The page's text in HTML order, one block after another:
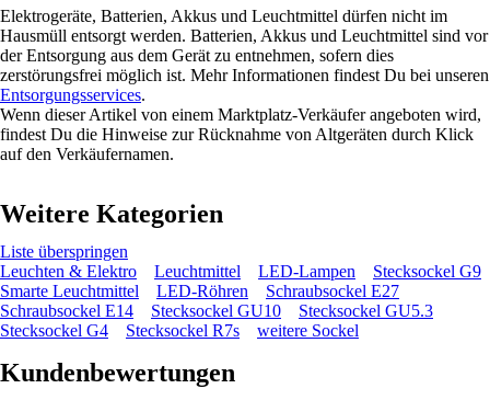
Elektrogeräte, Batterien, Akkus und Leuchtmittel dürfen nicht im
Hausmüll entsorgt werden. Batterien, Akkus und Leuchtmittel sind vor
der Entsorgung aus dem Gerät zu entnehmen, sofern dies
zerstörungsfrei möglich ist. Mehr Informationen findest Du bei unseren
Entsorgungsservices.
Wenn dieser Artikel von einem Marktplatz-Verkäufer angeboten wird,
findest Du die Hinweise zur Rücknahme von Altgeräten durch Klick
auf den Verkäufernamen.
Weitere Kategorien
Liste überspringen
Leuchten & Elektro
Leuchtmittel LED-Lampen
Stecksockel G9
Smarte Leuchtmittel
LED-Röhren
Schraubsockel E27
Schraubsockel E14
Stecksockel GU10
Stecksockel GU5.3
Stecksockel G4
Stecksockel R7s weitere Sockel
Kundenbewertungen